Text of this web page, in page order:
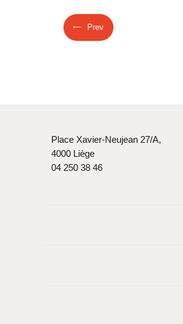
Prev
Place Xavier-Neujean 27/A,
4000 Liège
04 250 38 46